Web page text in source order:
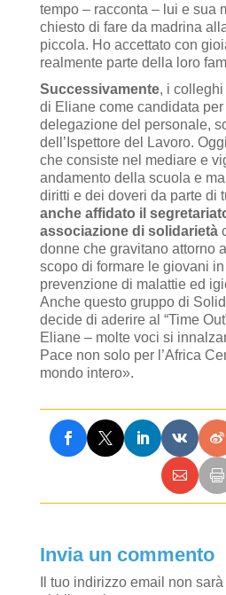
tempo – racconta – lui e sua
chiesto di fare da madrina
piccola. Ho accettato con
realmente parte della loro
Successivamente, i
di Eliane come candidata per
delegazione del personale,
dell’Ispettore del Lavoro.
che consiste nel mediare e
andamento della scuola e
diritti e dei doveri da parte di
anche affidato il
associazione di solidarietà
donne che gravitano attorno
scopo di formare le giovani
prevenzione di malattie ed
Anche questo gruppo di
decide di aderire al “Time
Eliane – molte voci si
Pace non solo per l’Africa
mondo intero».
Invia un commento
Il tuo indirizzo email non